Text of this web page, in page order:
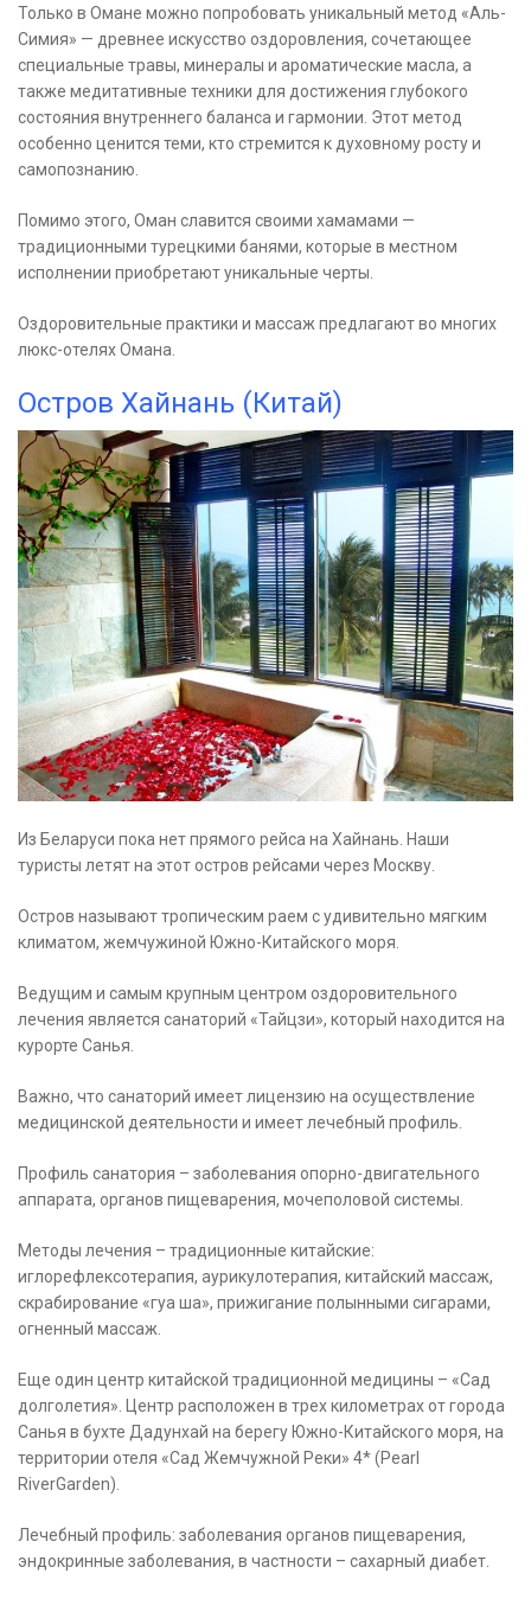
Только в Омане можно попробовать уникальный метод «Аль-
Симия» — древнее искусство оздоровления, сочетающее
специальные травы, минералы и ароматические масла, а
также медитативные техники для достижения глубокого
состояния внутреннего баланса и гармонии. Этот метод
особенно ценится теми, кто стремится к духовному росту и
самопознанию.
Помимо этого, Оман славится своими хамамами —
традиционными турецкими банями, которые в местном
исполнении приобретают уникальные черты.
Оздоровительные практики и массаж предлагают во многих
люкс-отелях Омана.
Остров Хайнань (Китай)
Из Беларуси пока нет прямого рейса на Хайнань. Наши
туристы летят на этот остров рейсами через Москву.
Остров называют тропическим раем с удивительно мягким
климатом, жемчужиной Южно-Китайского моря.
Ведущим и самым крупным центром оздоровительного
лечения является санаторий «Тайцзи», который находится на
курорте Санья.
Важно, что санаторий имеет лицензию на осуществление
медицинской деятельности и имеет лечебный профиль.
Профиль санатория – заболевания опорно-двигательного
аппарата, органов пищеварения, мочеполовой системы.
Методы лечения – традиционные китайские:
иглорефлексотерапия, аурикулотерапия, китайский массаж,
скрабирование «гуа ша», прижигание полынными сигарами,
огненный массаж.
Еще один центр китайской традиционной медицины – «Сад
долголетия». Центр расположен в трех километрах от города
Санья в бухте Дадунхай на берегу Южно-Китайского моря, на
территории отеля «Сад Жемчужной Реки» 4* (Pearl
RiverGarden).
Лечебный профиль: заболевания органов пищеварения,
эндокринные заболевания, в частности – сахарный диабет.